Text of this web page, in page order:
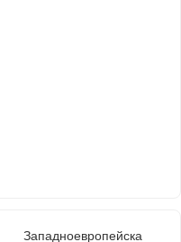
Западноевропейска